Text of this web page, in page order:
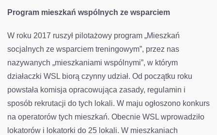
Program mieszkań wspólnych ze wsparciem
W roku 2017 ruszył pilotażowy program „Mieszkań
socjalnych ze wsparciem treningowym”, przez nas
nazywanych „mieszkaniami wspólnymi”, w którym
działaczki WSL biorą czynny udział. Od początku roku
powstała komisja opracowująca zasady, regulamin i
sposób rekrutacji do tych lokali. W maju ogłoszono konkurs
na operatorów tych mieszkań. Obecnie WSL wprowadziło
lokatorów i lokatorki do 25 lokali. W mieszkaniach